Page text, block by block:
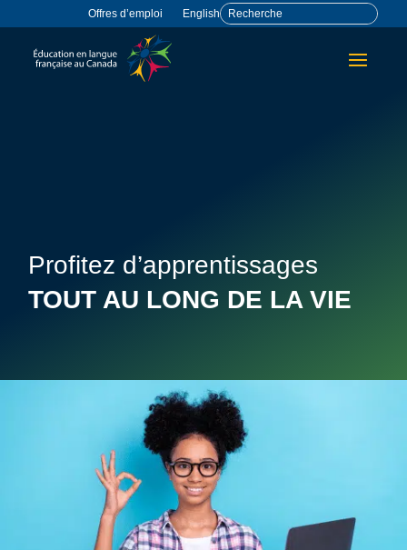
Offres d’emploi English
Profitez d’apprentissages
TOUT AU LONG DE LA VIE